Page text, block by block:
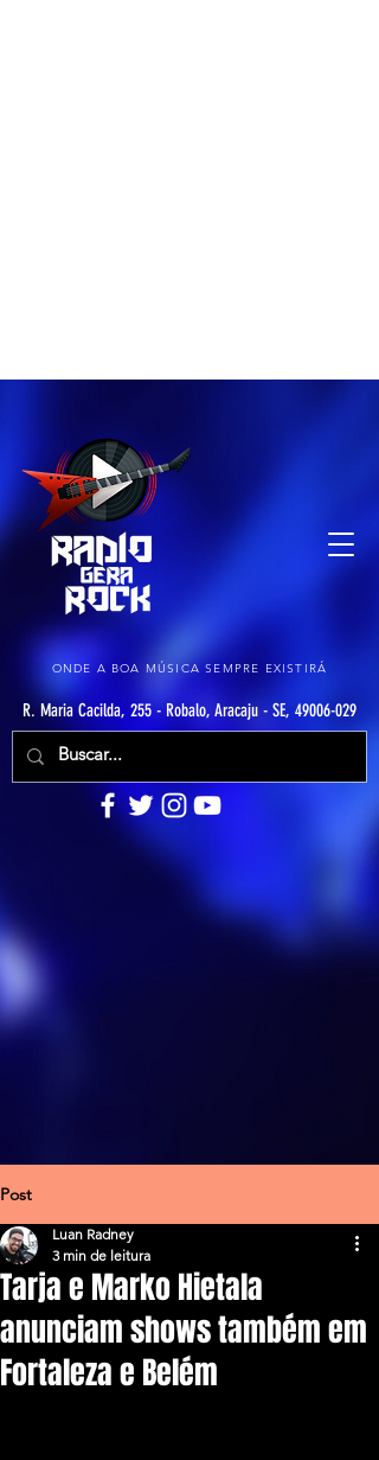
ONDE A BOA MÚSICA SEMPRE EXISTIRÁ
R. Maria Cacilda, 255 - Robalo, Aracaju - SE, 49006-029
Post
Tarja e Marko Hietala
anunciam shows também em
Fortaleza e Belém
Luan Radney
3 min de leitura